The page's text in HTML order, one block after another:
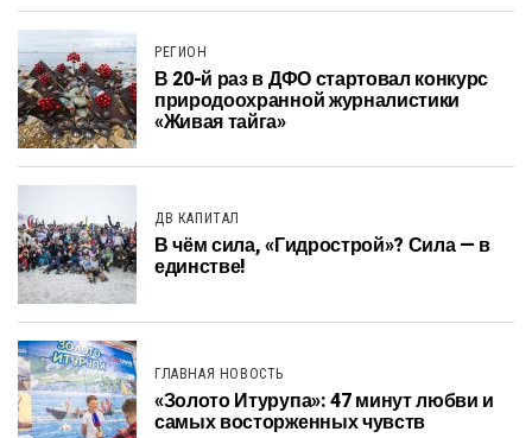
РЕГИОН
В 20-й раз в ДФО стартовал конкурс
природоохранной журналистики
«Живая тайга»
ДВ КАПИТАЛ
В чём сила, «Гидрострой»? Сила — в
единстве!
ГЛАВНАЯ НОВОСТЬ
«Золото Итурупа»: 47 минут любви и
самых восторженных чувств